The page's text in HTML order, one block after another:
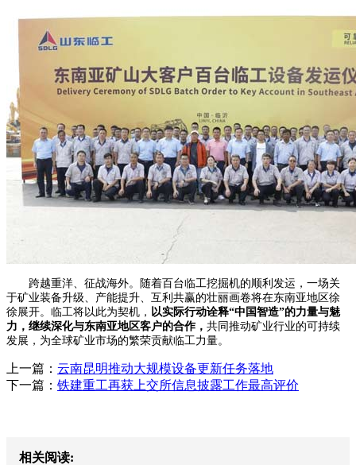
跨越重洋、征战海外。随着百台临工挖掘机的顺利发运，一场关
于矿业装备升级、产能提升、互利共赢的壮丽画卷将在东南亚地区徐
徐展开。临工将以此为契机， 以实际行动诠释“中国智造”的力量与魅
力，继续深化与东南亚地区客户的合作， 共同推动矿业行业的可持续
发展，为全球矿业市场的繁荣贡献临工力量。
上一篇： 云南昆明推动大规模设备更新任务落地
下一篇： 铁建重工再获上交所信息披露工作最高评价
相关阅读: